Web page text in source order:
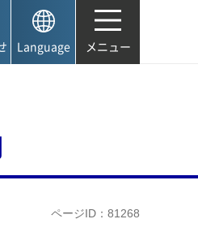
Language メニュー
ページID：81268